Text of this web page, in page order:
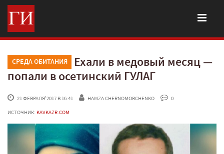
СРЕДА ОБИТАНИЯ
Ехали в медовый месяц —
попали в осетинский ГУЛАГ
21 ФЕВРАЛЯ'2017 В 16:41 HAMZA CHERNOMORCHENKO
0
ИСТОЧНИК: KAVKAZR.COM